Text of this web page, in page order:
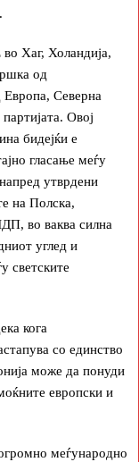
Хаг, Холандија,
од
Европа, Северна
Овој
бидејќи е
гласање меѓу
утврдени
на Полска,
во ваква силна
углед и
светските
кога
со единство
може да понуди
европски и
меѓународно